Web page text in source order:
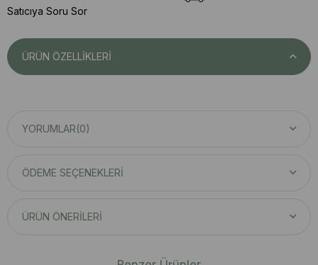
Satıcıya Soru Sor
ÜRÜN ÖZELLIKLERI
YORUMLAR(0)
ÖDEME SEÇENEKLERI
ÜRÜN ÖNERILERI